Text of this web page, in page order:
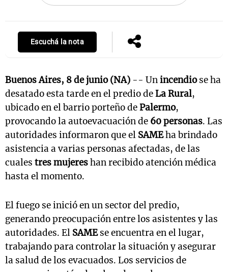
Escuchá la nota
Buenos Aires, 8 de junio (NA) -- Unincendiose ha
desatado esta tarde en el predio deLa Rural,
ubicado en el barrio porteño dePalermo,
provocando la autoevacuación de 60 personas. Las
autoridades informaron que el SAMEha brindado
asistencia a varias personas afectadas, de las
cuales tres mujereshan recibido atención médica
hasta el momento.
El fuego se inició en un sector del predio,
generando preocupación entre los asistentes y las
autoridades. El SAMEse encuentra en el lugar,
trabajando para controlar la situación y asegurar
la salud de los evacuados. Los servicios de